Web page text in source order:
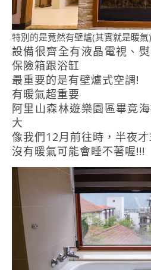
特別的是竟然有壁爐(其實就是暖氣)
設備很齊全有液晶電視、
保險箱跟浴缸
最重要的是有壁爐式空調!
有暖氣超重要
阿里山森林遊樂園區畢竟
大
像我們12月前往時，半夜才
沒有暖氣可能會睡不著喔!!!